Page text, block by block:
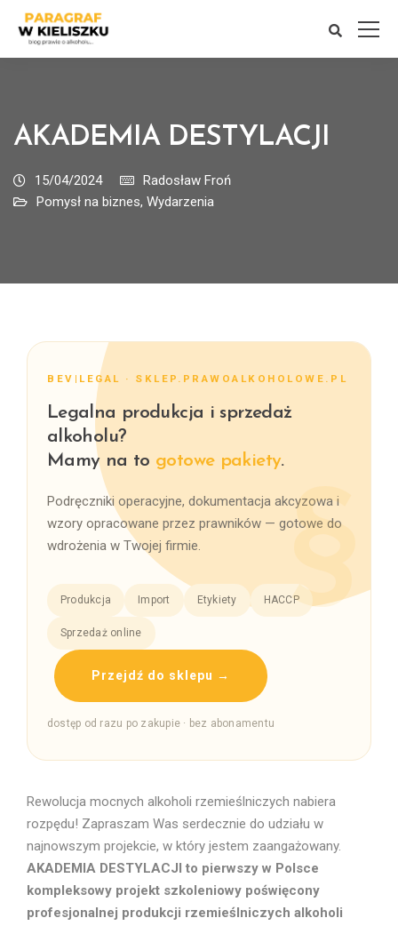
AKADEMIA DESTYLACJI
15/04/2024
Radosław Froń
Pomysł na biznes, Wydarzenia
BEV|LEGAL · SKLEP.PRAWOALKOHOLOWE.PL
Legalna produkcja i sprzedaż
alkoholu?
Mamy na to gotowe pakiety.
Podręczniki operacyjne, dokumentacja akcyzowa i
wzory opracowane przez prawników — gotowe do
wdrożenia w Twojej firmie.
Produkcja Import Etykiety HACCP
Sprzedaż online
Przejdź do sklepu →
dostęp od razu po zakupie · bez abonamentu
Rewolucja mocnych alkoholi rzemieślniczych nabiera
rozpędu! Zapraszam Was serdecznie do udziału w
najnowszym projekcie, w który jestem zaangażowany.
AKADEMIA DESTYLACJI to pierwszy w Polsce
kompleksowy projekt szkoleniowy poświęcony
profesjonalnej produkcji rzemieślniczych alkoholi